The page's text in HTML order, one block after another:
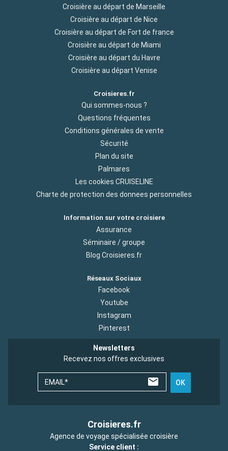
Croisière au départ de Marseille
Croisière au départ de Nice
Croisière au départ de Fort de france
Croisière au départ de Miami
Croisière au départ du Havre
Croisière au départ Venise
Croisieres.fr
Qui sommes-nous ?
Questions fréquentes
Conditions générales de vente
Sécurité
Plan du site
Palmares
Les cookies CRUISELINE
Charte de protection des donnees personnelles
Information sur votre croisiere
Assurance
Séminaire / groupe
Blog Croisieres.fr
Réseaux Sociaux
Facebook
Youtube
Instagram
Pinterest
Newsletters
Recevez nos offres exclusives
EMAIL* OK
Croisieres.fr
Agence de voyage spécialisée croisière
Service client :